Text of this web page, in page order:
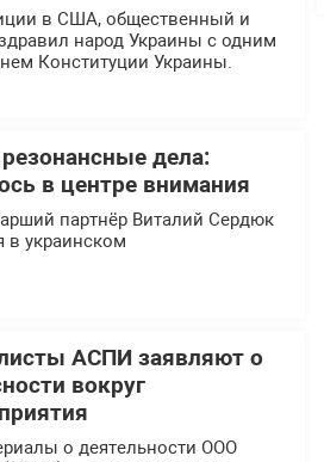
в США, общественный и
народ Украины с одним
Конституции Украины.
дела:
в центре внимания
партнёр Виталий Сердюк
в украинском
АСПИ заявляют о
вокруг
о деятельности ООО